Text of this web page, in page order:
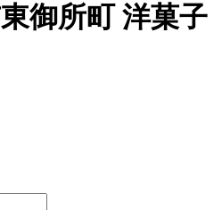
御所町 洋菓子